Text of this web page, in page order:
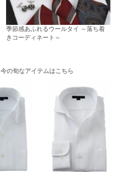
季節感あふれるウールタイ ～落ち着
きコーディネート～
今の旬なアイテムはこちら